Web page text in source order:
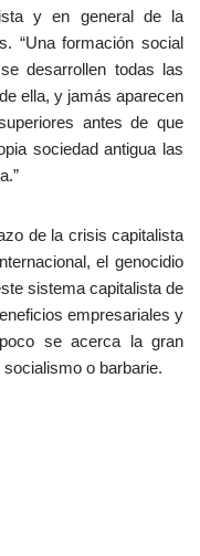
y en general de la
“Una formación social
desarrollen todas las
ella, y jamás aparecen
antes de que
sociedad antigua las
de la crisis capitalista
el genocidio
sistema capitalista de
empresariales y
se acerca la gran
o barbarie.